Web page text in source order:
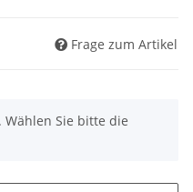
Frage zum Artikel
Sie bitte die